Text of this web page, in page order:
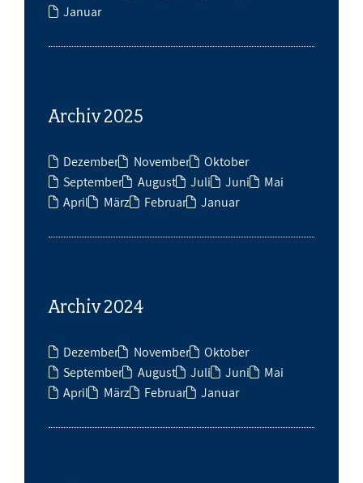
Januar
Archiv 2025
Dezember November
Oktober
September
August Juli Juni
Mai
April
März Februar Januar
Archiv 2024
Dezember November
Oktober
September
August Juli Juni
Mai
April
März Februar Januar